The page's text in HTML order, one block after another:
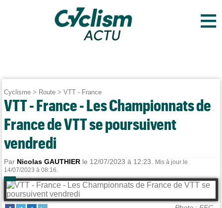
≡
Cyclisme > Route >VTT - France
VTT - France - Les Championnats de
France de VTT se poursuivent
vendredi
Par Nicolas GAUTHIER le 12/07/2023 à 12:23.
Mis à jour le
14/07/2023 à 08:16.